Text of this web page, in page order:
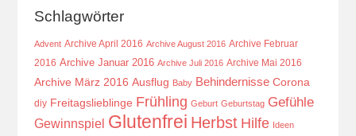
Schlagwörter
Advent Archive April 2016 Archive August 2016 Archive Februar
2016 Archive Januar 2016 Archive Juli 2016 Archive Mai 2016
Archive März 2016 Ausflug Baby Behindernisse Corona
diy Freitagslieblinge Frühling Geburt Geburtstag Gefühle
Gewinnspiel Glutenfrei Herbst Hilfe Ideen